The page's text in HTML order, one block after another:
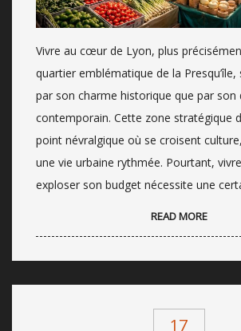
Vivre au cœur de Lyon, plus
quartier emblématique de la
par son charme historique que par son
contemporain. Cette zone stratégique
point névralgique où se croisent
une vie urbaine rythmée. Pourtant,
exploser son budget nécessite une
READ MORE
17